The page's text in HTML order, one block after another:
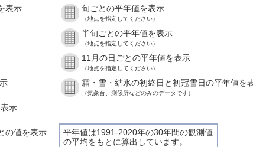
表示 旬ごとの平年値を表示
（地点を指定してください）
半旬ごとの平年値を表示
（地点を指定してください）
11月の日ごとの平年値を表示
（地点を指定してください）
霜・雪・結氷の初終日と初冠雪日の平年値を
（気象台、測候所などのみのデータです）
示
平年値は1991-2020年の30年間の観測値
の平均をもとに算出しています。
の値を表示